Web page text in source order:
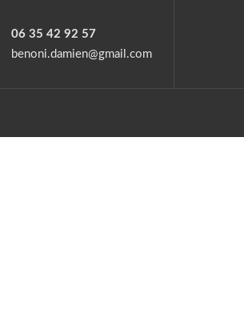
06 35 42 92 57
benoni.damien@gmail.com